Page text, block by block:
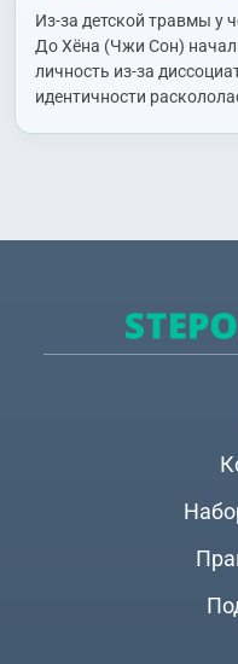
(Kim Il Woo)
Ким Мингёль
Woon)
Ким Хёнбом (Kim
Hyun Joo)
Ким Хиджон
Дусук (Lee Doo Suk)
Мён
(Oh Min Suk),Пак Гонрак
(Jo Chang Geun),Чхве
Из-за детской травмы у
До Хёна (Чжи Сон)
личность из-за
идентичности